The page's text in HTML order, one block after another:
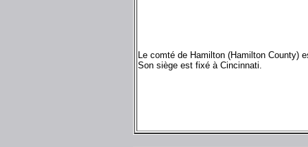
Le comté de Hamilton (Hamilton County)
Son siège est fixé à Cincinnati.